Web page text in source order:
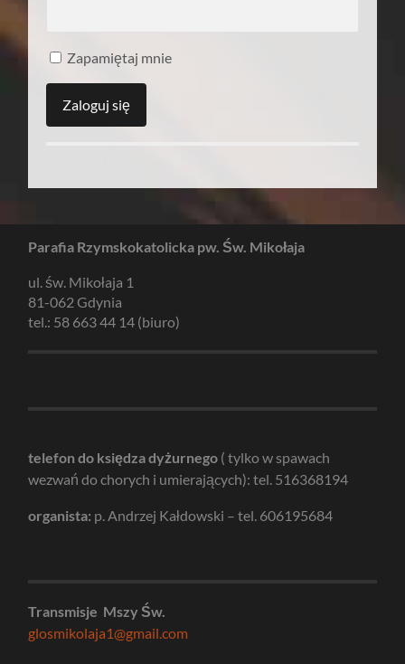
Zapamiętaj mnie
Parafia Rzymskokatolicka pw. Św. Mikołaja
ul. św. Mikołaja 1
81-062 Gdynia
tel.: 58 663 44 14 (biuro)
telefon do księdza dyżurnego ( tylko w spawach
wezwań do chorych i umierających): tel. 516368194
organista: p. Andrzej Kałdowski – tel. 606195684
Transmisje Mszy Św.
glosmikolaja1@gmail.com